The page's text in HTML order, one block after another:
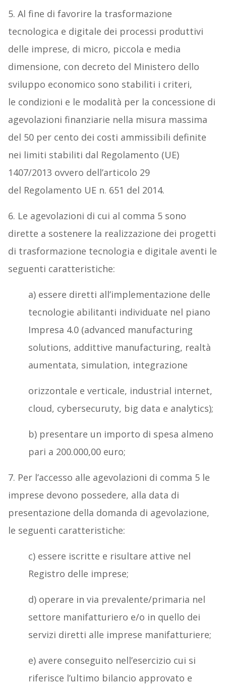
5. Al fine di favorire la trasformazione
tecnologica e digitale dei processi produttivi
delle imprese, di micro, piccola e media
dimensione, con decreto del Ministero dello
sviluppo economico sono stabiliti i criteri,
le condizioni e le modalità per la concessione di
agevolazioni finanziarie nella misura massima
del 50 per cento dei costi ammissibili definite
nei limiti stabiliti dal Regolamento (UE)
1407/2013 ovvero dell’articolo 29
del Regolamento UE n. 651 del 2014.
6. Le agevolazioni di cui al comma 5 sono
dirette a sostenere la realizzazione dei progetti
di trasformazione tecnologia e digitale aventi le
seguenti caratteristiche:
a) essere diretti all’implementazione delle
tecnologie abilitanti individuate nel piano
Impresa 4.0 (advanced manufacturing
solutions, addittive manufacturing, realtà
aumentata, simulation, integrazione
orizzontale e verticale, industrial internet,
cloud, cybersecuruty, big data e analytics);
b) presentare un importo di spesa almeno
pari a 200.000,00 euro;
7. Per l’accesso alle agevolazioni di comma 5 le
imprese devono possedere, alla data di
presentazione della domanda di agevolazione,
le seguenti caratteristiche:
c) essere iscritte e risultare attive nel
Registro delle imprese;
d) operare in via prevalente/primaria nel
settore manifatturiero e/o in quello dei
servizi diretti alle imprese manifatturiere;
e) avere conseguito nell’esercizio cui si
riferisce l’ultimo bilancio approvato e